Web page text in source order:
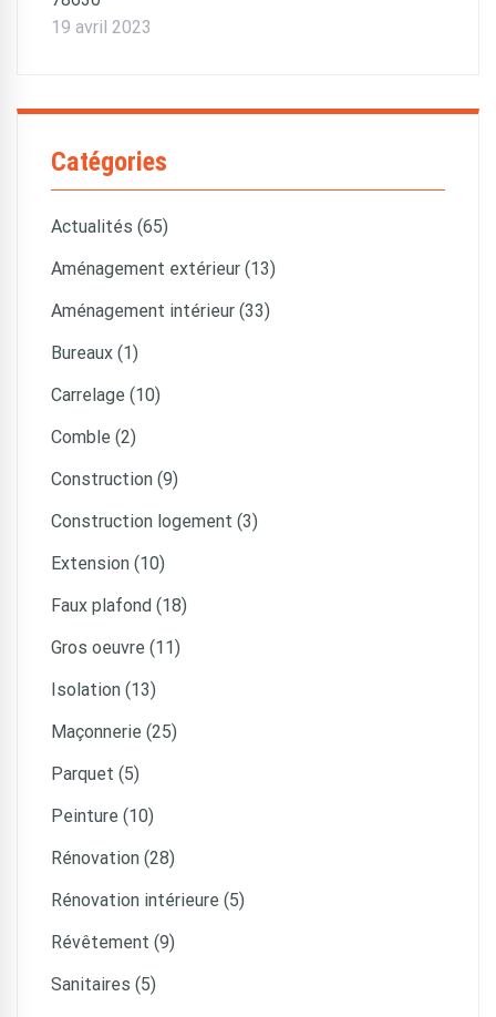
19 avril 2023
Catégories
Actualités (65)
Aménagement extérieur (13)
Aménagement intérieur (33)
Bureaux (1)
Carrelage (10)
Comble (2)
Construction (9)
Construction logement (3)
Extension (10)
Faux plafond (18)
Gros oeuvre (11)
Isolation (13)
Maçonnerie (25)
Parquet (5)
Peinture (10)
Rénovation (28)
Rénovation intérieure (5)
Révêtement (9)
Sanitaires (5)